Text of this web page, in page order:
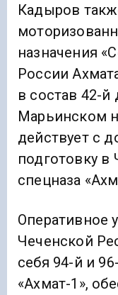
Кадыров
назначения
России
в состав 42-й
Марьинском
действует с
подготовку
спецназа
Оперативное
Чеченской
себя 94-й и
«Ахмат-1»,